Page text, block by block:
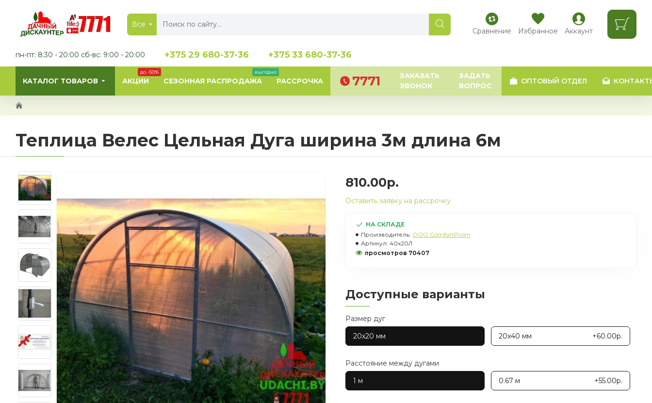
Все
Сравнение Избранное Аккаунт
пн-пт: 8:30 - 20:00 сб-вс: 9:00 - 20:00 +375 29 680-37-36 +375 33 680-37-36
КАТАЛОГ ТОВАРОВ АКЦИИ
до -50%
СЕЗОННАЯ РАСПРОДАЖА
выгодно
РАССРОЧКА 7771
ЗАКАЗАТЬ
ЗВОНОК
ЗАДАТЬ
ВОПРОС
ОПТОВЫЙ ОТДЕЛ
Теплица Велес Цельная Дуга ширина 3м длина 6м
НА СКЛАДЕ
Производитель: OOO ComfortProm
Артикул: 40x20/1
просмотров 70407
810.00р.
Оставить заявку на рассрочку
Доступные варианты
Размер дуг
20x20 мм
20x40 мм +60.00р.
Расстояние между дугами
1 м
0.67 м +55.00р.